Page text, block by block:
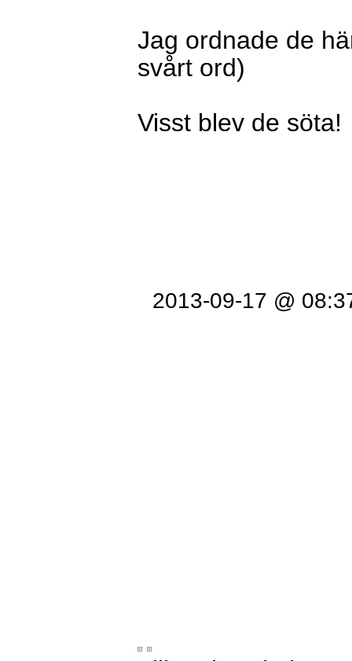
Jag ordnade de
svårt ord)
Visst blev de söta!
2013-09-17 @